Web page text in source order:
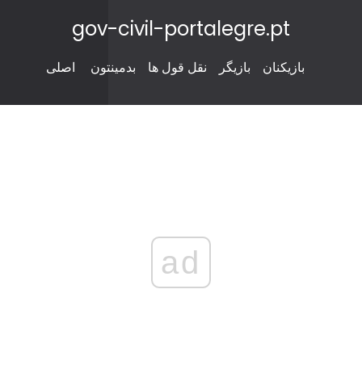
gov-civil-portalegre.pt
اصلی بدمینتون نقل قول ها بازیگر بازیکنان
ad